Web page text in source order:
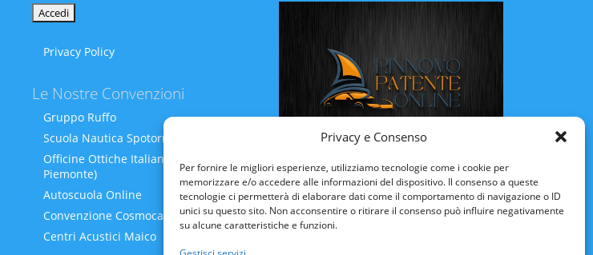
Privacy e Consenso
Per fornire le migliori esperienze, utilizziamo tecnologie come i cookie per
memorizzare e/o accedere alle informazioni del dispositivo. Il consenso a queste
tecnologie ci permetterà di elaborare dati come il comportamento di navigazione o ID
unici su questo sito. Non acconsentire o ritirare il consenso può influire negativamente
su alcune caratteristiche e funzioni.
Privacy Policy
Le Nostre Convenzioni
Gruppo Ruffo
Scuola Nautica Spotornoli
Officine Ottiche Italiane (Liguria-
Piemonte)
Autoscuola Online
Convenzione Cosmocare
Centri Acustici Maico